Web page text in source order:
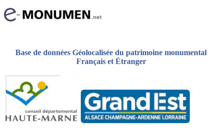
Base de données Géolocalisée du patrimoine monumental
Français et Étranger